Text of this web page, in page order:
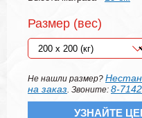
Размер (вес)
Не нашли размер?
на заказ. Звоните: 8-
УЗНАЙТЕ